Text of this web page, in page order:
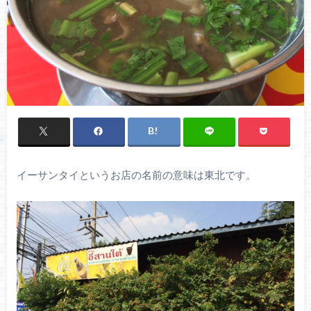
イーサンタイというお店の名前の意味は東北です。